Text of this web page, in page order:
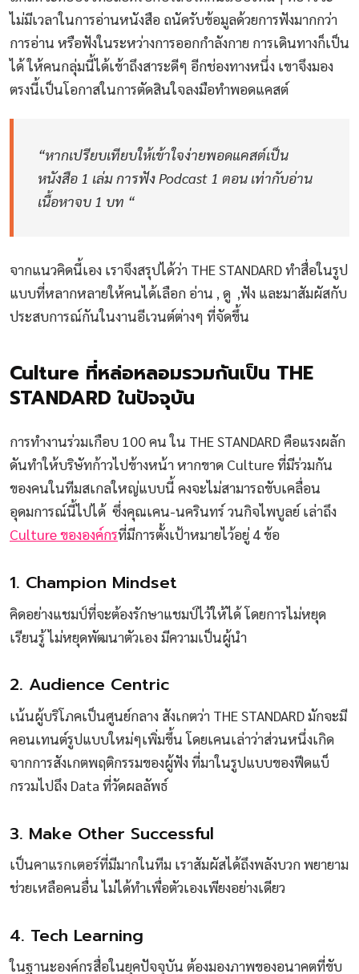
ไม่มีเวลาในการอ่านหนังสือ ถนัดรับข้อมูลด้วยการฟังมากกว่า
การอ่าน หรือฟังในระหว่างการออกกำลังกาย การเดินทางก็เป็น
ได้ ให้คนกลุ่มนี้ได้เข้าถึงสาระดีๆ อีกช่องทางหนึ่ง เขาจึงมอง
ตรงนี้เป็นโอกาสในการตัดสินใจลงมือทำพอดแคสต์
“หากเปรียบเทียบให้เข้าใจง่ายพอดแคสต์เป็น
หนังสือ 1 เล่ม การฟัง Podcast 1 ตอน เท่ากับอ่าน
เนื้อหาจบ 1 บท “
จากแนวคิดนี้เอง เราจึงสรุปได้ว่า THE STANDARD ทำสื่อในรูป
แบบที่หลากหลายให้คนได้เลือก อ่าน , ดู ,ฟัง และมาสัมผัสกับ
ประสบการณ์กันในงานอีเวนต์ต่างๆ ที่จัดขึ้น
Culture ที่หล่อหลอมรวมกันเป็น THE
STANDARD ในปัจจุบัน
การทำงานร่วมเกือบ 100 คน ใน THE STANDARD คือแรงผลัก
ดันทำให้บริษัทก้าวไปข้างหน้า หากขาด Culture ที่มีร่วมกัน
ของคนในทีมสเกลใหญ่แบบนี้ คงจะไม่สามารถขับเคลื่อน
อุดมการณ์นี้ไปได้ ซึ่งคุณเคน-นครินทร์ วนกิจไพบูลย์ เล่าถึง
Culture ขององค์กรที่มีการตั้งเป้าหมายไว้อยู่ 4 ข้อ
1. Champion Mindset
คิดอย่างแชมป์ที่จะต้องรักษาแชมป์ไว้ให้ได้ โดยการไม่หยุด
เรียนรู้ ไม่หยุดพัฒนาตัวเอง มีความเป็นผู้นำ
2. Audience Centric
เน้นผู้บริโภคเป็นศูนย์กลาง สังเกตว่า THE STANDARD มักจะมี
คอนเทนต์รูปแบบใหม่ๆเพิ่มขึ้น โดยเคนเล่าว่าส่วนหนึ่งเกิด
จากการสังเกตพฤติกรรมของผู้ฟัง ที่มาในรูปแบบของฟีดแบ็
กรวมไปถึง Data ที่วัดผลลัพธ์
3. Make Other Successful
เป็นคาแรกเตอร์ที่มีมากในทีม เราสัมผัสได้ถึงพลังบวก พยายาม
ช่วยเหลือคนอื่น ไม่ได้ทำเพื่อตัวเองเพียงอย่างเดียว
4. Tech Learning
ในฐานะองค์กรสื่อในยุคปัจจุบัน ต้องมองภาพของอนาคตที่ขับ